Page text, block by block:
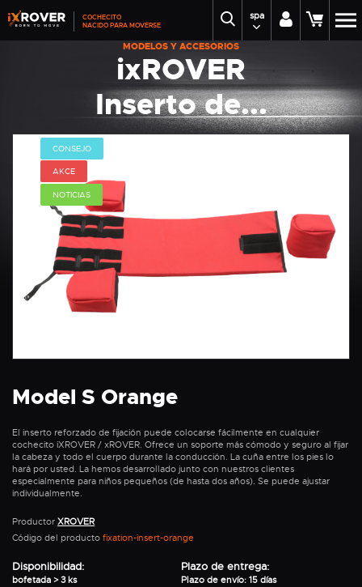
COCHECITO
NACIDO PARA MOVERSE
spa
MODELOS Y ACCESORIOS
ixROVER
Inserto de...
CONSEJO
AKCE
NOTICIAS
Model S Orange
El inserto reforzado de fijación puede colocarse fácilmente en cualquier
cochecito iXROVER / xROVER. Ofrece un soporte más cómodo y seguro al fijar
la cabeza y todo el cuerpo durante la conducción. La cuña entre los pies lo
hará por usted. La hemos desarrollado junto con nuestros clientes
especialmente para niños pequeños (de hasta dos años). Se puede ajustar
individualmente.
Productor XROVER
Código del producto fixation-insert-orange
Disponibilidad:
bofetada > 3 ks
Plazo de entrega:
Plazo de envío: 15 días